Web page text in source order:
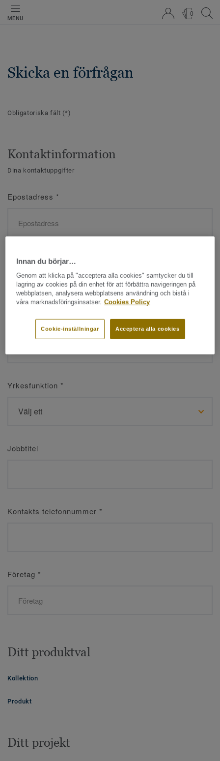
MENU
0
Skicka en förfrågan
Obligatoriska fält (*)
Kontaktinformation
Dina kontaktuppgifter
Epostadress *
Namn*
Efternamn*
Yrkesfunktion *
Jobbtitel
Kontakts telefonnummer *
Företag *
Ditt produktval
Kollektion
Produkt
Ditt projekt
Innan du börjar…
Genom att klicka på "acceptera alla cookies" samtycker du till
lagring av cookies på din enhet för att förbättra navigeringen på
webbplatsen, analysera webbplatsens användning och bistå i
våra marknadsföringsinsatser. Cookies Policy
Acceptera alla cookies
Cookie-inställningar